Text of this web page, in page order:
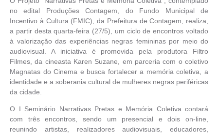
no edital Produções Contagem, do Fundo Municipal de
Incentivo à Cultura (FMIC), da Prefeitura de Contagem, realiza,
a partir desta quarta-feira (27/5), um ciclo de encontros voltado
à valorização das experiências negras femininas por meio do
audiovisual. A iniciativa é promovida pela produtora Filtro
Filmes, da cineasta Karen Suzane, em parceria com o coletivo
Magnatas do Cinema e busca fortalecer a memória coletiva, a
identidade e a soberania cultural de mulheres negras periféricas
da cidade.
O I Seminário Narrativas Pretas e Memória Coletiva contará
com três encontros, sendo um presencial e dois on-line,
reunindo artistas, realizadores audiovisuais, educadores,